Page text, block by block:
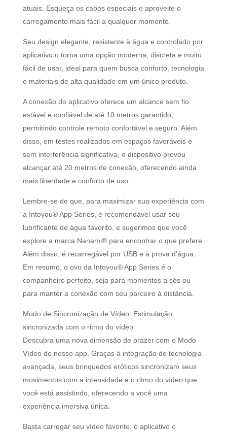
atuais. Esqueça os cabos especiais e aproveite o
carregamento mais fácil a qualquer momento.
Seu design elegante, resistente à água e controlado por
aplicativo o torna uma opção moderna, discreta e muito
fácil de usar, ideal para quem busca conforto, tecnologia
e materiais de alta qualidade em um único produto.
A conexão do aplicativo oferece um alcance sem fio
estável e confiável de até 10 metros garantido,
permitindo controle remoto confortável e seguro. Além
disso, em testes realizados em espaços favoráveis e
sem interferência significativa, o dispositivo provou
alcançar até 20 metros de conexão, oferecendo ainda
mais liberdade e conforto de uso.
Lembre-se de que, para maximizar sua experiência com
a Intoyou® App Series, é recomendável usar seu
lubrificante de água favorito, e sugerimos que você
explore a marca Nanami® para encontrar o que prefere.
Além disso, é recarregável por USB e à prova d’água.
Em resumo, o ovo da Intoyou® App Series é o
companheiro perfeito, seja para momentos a sós ou
para manter a conexão com seu parceiro à distância.
Modo de Sincronização de Vídeo: Estimulação
sincronizada com o ritmo do vídeo
Descubra uma nova dimensão de prazer com o Modo
Vídeo do nosso app. Graças à integração de tecnologia
avançada, seus brinquedos eróticos sincronizam seus
movimentos com a intensidade e o ritmo do vídeo que
você está assistindo, oferecendo a você uma
experiência imersiva única.
Basta carregar seu vídeo favorito: o aplicativo o